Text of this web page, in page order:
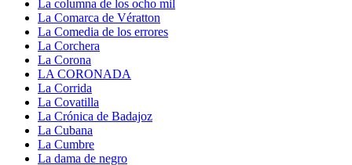
La columna de los ocho mil
La Comarca de Vératton
La Comedia de los errores
La Corchera
La Corona
LA CORONADA
La Corrida
La Covatilla
La Crónica de Badajoz
La Cubana
La Cumbre
La dama de negro